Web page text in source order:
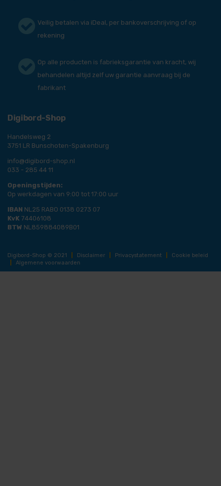
Veilig betalen via iDeal, per bankoverschrijving of op
rekening
Op alle producten is fabrieksgarantie van kracht, wij
behandelen altijd zelf uw garantie aanvraag bij de
fabrikant
Digibord-Shop
Handelsweg 2
3751 LR Bunschoten-Spakenburg
info@digibord-shop.nl
033 - 285 44 11
Openingstijden:
Op werkdagen van 9:00 tot 17:00 uur
IBAN NL25 RABO 0138 0273 07
KvK 74406108
BTW NL859884089B01
Digibord-Shop © 2021 Disclaimer Privacystatement
Cookie beleid
Algemene voorwaarden